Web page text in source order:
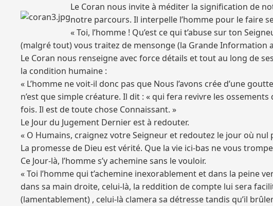
Le Coran nous invite à méditer la signification de
notre parcours. Il interpelle l’homme pour le faire
« Toi, l’homme ! Qu’est ce qui t’abuse sur ton
(malgré tout) vous traitez de mensonge (la Grande Information
Le Coran nous renseigne avec force détails et tout au long de
la condition humaine :
« L’homme ne voit-il donc pas que Nous l’avons crée d’une
n’est que simple créature. Il dit : « qui fera revivre les
fois. Il est de toute chose Connaissant. »
Le Jour du Jugement Dernier est à redouter.
« O Humains, craignez votre Seigneur et redoutez le jour où
La promesse de Dieu est vérité. Que la vie ici-bas ne vous
Ce Jour-là, l’homme s’y achemine sans le vouloir.
« Toi l’homme qui t’achemine inexorablement et dans la peine
dans sa main droite, celui-là, la reddition de compte lui sera
(lamentablement) , celui-là clamera sa détresse tandis qu’il